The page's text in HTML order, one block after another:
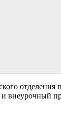
отделения
внеурочный